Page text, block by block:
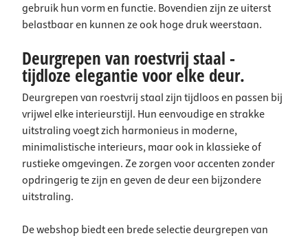
gebruik hun vorm en functie. Bovendien zijn ze uiterst
belastbaar en kunnen ze ook hoge druk weerstaan.
Deurgrepen van roestvrij staal -
tijdloze elegantie voor elke deur.
Deurgrepen van roestvrij staal zijn tijdloos en passen bij
vrijwel elke interieurstijl. Hun eenvoudige en strakke
uitstraling voegt zich harmonieus in moderne,
minimalistische interieurs, maar ook in klassieke of
rustieke omgevingen. Ze zorgen voor accenten zonder
opdringerig te zijn en geven de deur een bijzondere
uitstraling.
De webshop biedt een brede selectie deurgrepen van